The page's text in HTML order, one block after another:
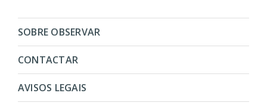
SOBRE OBSERVAR
CONTACTAR
AVISOS LEGAIS